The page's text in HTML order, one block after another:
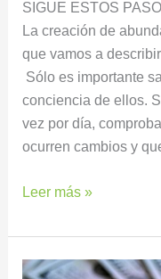
SIGUE ESTOS
La creación de
que vamos a
Sólo es importante
conciencia de ellos.
vez por día,
ocurren cambios y
Leer más »
DECRETO